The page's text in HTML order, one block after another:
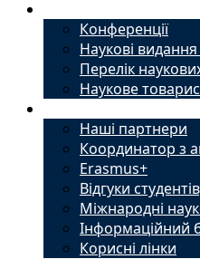
Конференції
Наукові
Перелік
Наукове
Наші партнери
Координатор з
Erasmus+
Відгуки
Міжнародні
Інформаційний
Корисні лінки